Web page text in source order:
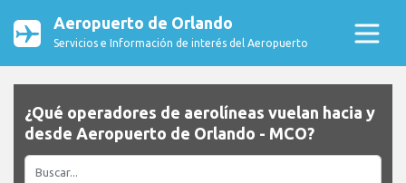
Aeropuerto de Orlando
Servicios e Información de interés del Aeropuerto
¿Qué operadores de aerolíneas vuelan hacia y
desde Aeropuerto de Orlando - MCO?